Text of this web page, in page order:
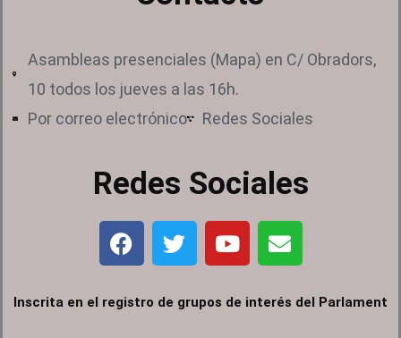
Asambleas presenciales (Mapa) en C/ Obradors,
10 todos los jueves a las 16h.
Por correo electrónico
Redes Sociales
Redes Sociales
F
a
c
e
T
w
i
t
Y
o
u
t
E
n
v
e
Inscrita en el registro de grupos de interés del Parlament